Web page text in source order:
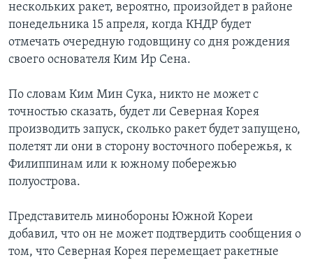
нескольких ракет, вероятно, произойдет в районе
понедельника 15 апреля, когда КНДР будет
отмечать очередную годовщину со дня рождения
своего основателя Ким Ир Сена.
По словам Ким Мин Сука, никто не может с
точностью сказать, будет ли Северная Корея
производить запуск, сколько ракет будет запущено,
полетят ли они в сторону восточного побережья, к
Филиппинам или к южному побережью
полуострова.
Представитель минобороны Южной Кореи
добавил, что он не может подтвердить сообщения о
том, что Северная Корея перемещает ракетные